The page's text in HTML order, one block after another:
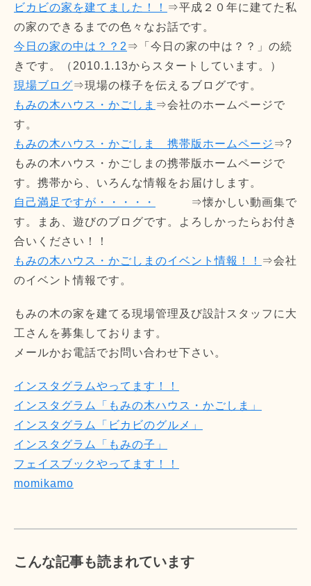
ビカビの家を建てました！！ ⇒平成２０年に建てた私
の家のできるまでの色々なお話です。
今日の家の中は？？2 ⇒「今日の家の中は？？」の続
きです。（2010.1.13からスタートしています。）
現場ブログ⇒現場の様子を伝えるブログです。
もみの木ハウス・かごしま ⇒会社のホームページで
す。
もみの木ハウス・かごしま 携帯版ホームページ ⇒?
もみの木ハウス・かごしまの携帯版ホームページで
す。携帯から、いろんな情報をお届けします。
自己満足ですが・・・・・
⇒懐かしい動画集で
す。まあ、遊びのブログです。よろしかったらお付き
合いください！！
もみの木ハウス・かごしまのイベント情報！！ ⇒会社
のイベント情報です。
もみの木の家を建てる現場管理及び設計スタッフに大
工さんを募集しております。
メールかお電話でお問い合わせ下さい。
インスタグラムやってます！！
インスタグラム「もみの木ハウス・かごしま」
インスタグラム「ビカビのグルメ」
インスタグラム「もみの子」
フェイスブックやってます！！
momikamo
こんな記事も読まれています